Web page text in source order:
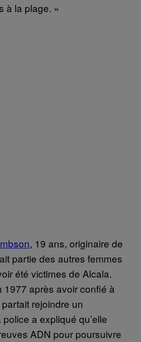
à la plage. »
, 19 ans, originaire de
partie des autres femmes
été victimes de Alcala.
1977 après avoir confié à
rejoindre un
a expliqué qu’elle
ADN pour poursuivre